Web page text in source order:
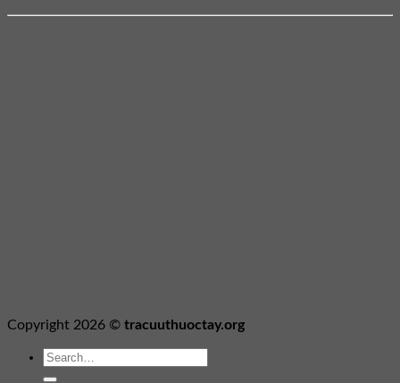
Copyright 2026 © tracuuthuoctay.org